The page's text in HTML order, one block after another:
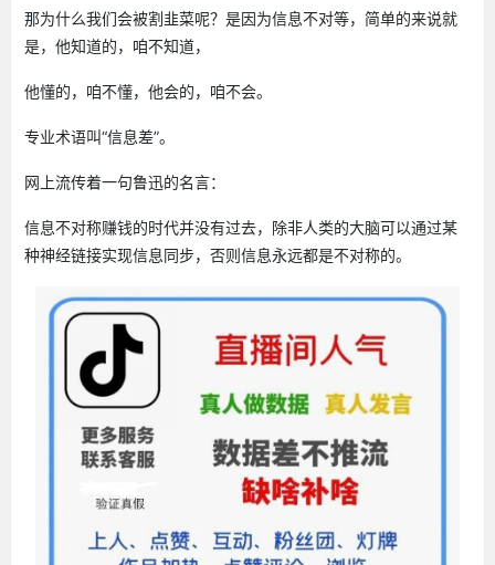
那为什么我们会被割韭菜呢？是因为信息不对等，简单的来说就
是，他知道的，咱不知道，
他懂的，咱不懂，他会的，咱不会。
专业术语叫“信息差”。
网上流传着一句鲁迅的名言：
信息不对称赚钱的时代并没有过去，除非人类的大脑可以通过某
种神经链接实现信息同步，否则信息永远都是不对称的。